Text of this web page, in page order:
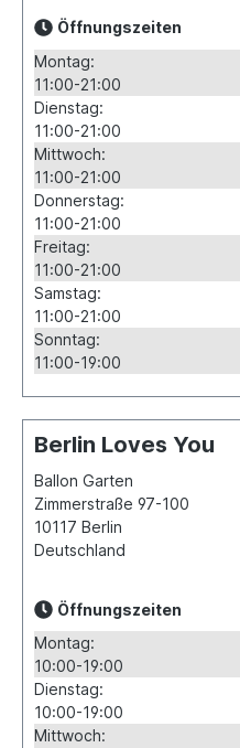
Öffnungszeiten
Montag:
11:00-21:00
Dienstag:
11:00-21:00
Mittwoch:
11:00-21:00
Donnerstag:
11:00-21:00
Freitag:
11:00-21:00
Samstag:
11:00-21:00
Sonntag:
11:00-19:00
Berlin Loves You
Ballon Garten
Zimmerstraße 97-100
10117 Berlin
Deutschland
Öffnungszeiten
Montag:
10:00-19:00
Dienstag:
10:00-19:00
Mittwoch: